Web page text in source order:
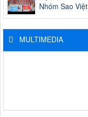
Nhóm Sao Việt
MULTIMEDIA